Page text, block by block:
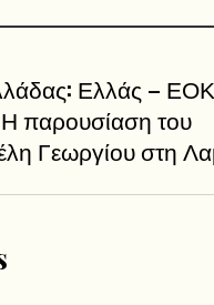
Ελλάς –
Η παρουσίαση του
Γεωργίου στη